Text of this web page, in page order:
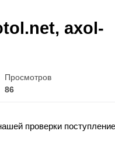
axol-
Просмотров
86
проверки